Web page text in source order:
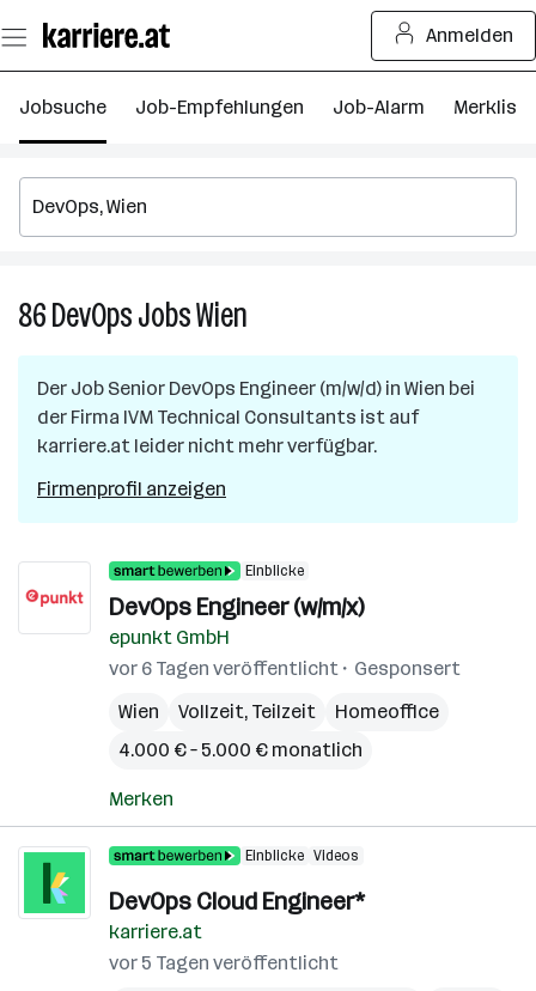
Seiteninhalt
springen
Anmelden
Jobsuche Job-Empfehlungen Job-Alarm Merkliste
86DevOpsJobsWien
in
Wien
Der Job Senior DevOps Engineer (m/w/d) in Wien bei
der Firma IVM Technical Consultants ist auf
karriere.at leider nicht mehr verfügbar.
Firmenprofil anzeigen
Einblicke
DevOps Engineer (w/m/x)
epunkt GmbH
vor 6 Tagen veröffentlicht
Gesponsert
Wien
Vollzeit, Teilzeit
Homeoffice
4.000 € – 5.000 € monatlich
Merken
Einblicke Videos
DevOps Cloud Engineer*
karriere.at
vor 5 Tagen veröffentlicht